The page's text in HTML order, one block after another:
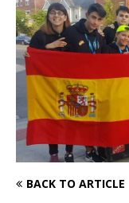
BACK TO ARTICLE